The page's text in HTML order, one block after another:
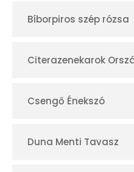
r
Bíborpiros szép rózsa
Citerazenekarok
Csengő Énekszó
Duna Menti Tavasz